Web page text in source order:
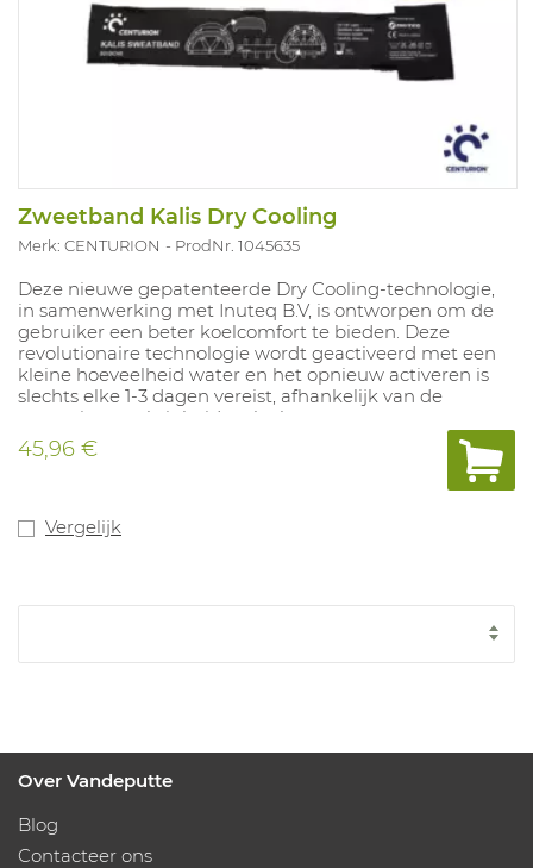
Zweetband Kalis Dry Cooling
Merk: CENTURION ProdNr. 1045635
Deze nieuwe gepatenteerde Dry Cooling-technologie,
in samenwerking met Inuteq B.V, is ontworpen om de
gebruiker een beter koelcomfort te bieden. Deze
revolutionaire technologie wordt geactiveerd met een
kleine hoeveelheid water en het opnieuw activeren is
slechts elke 1-3 dagen vereist, afhankelijk van de
omgeving, vochtigheid en luchtstroom.
45,96 €
Vergelijk
Over Vandeputte
Blog
Contacteer ons